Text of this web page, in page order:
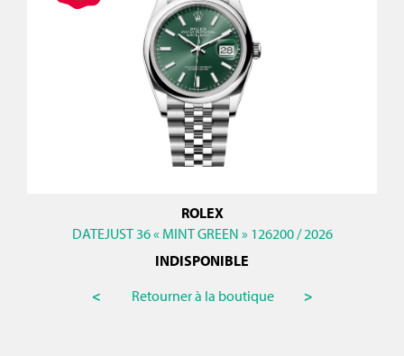
ROLEX
DATEJUST 36 « MINT GREEN » 126200 / 2026
INDISPONIBLE
<
Retourner à la boutique >